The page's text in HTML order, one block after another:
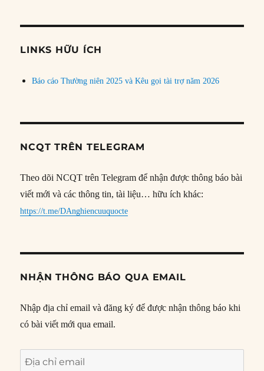
đề
LINKS HỮU ÍCH
Báo cáo Thường niên 2025 và Kêu gọi tài trợ năm 2026
NCQT TRÊN TELEGRAM
Theo dõi NCQT trên Telegram để nhận được thông báo bài
viết mới và các thông tin, tài liệu… hữu ích khác:
https://t.me/DAnghiencuuquocte
NHẬN THÔNG BÁO QUA EMAIL
Nhập địa chỉ email và đăng ký để được nhận thông báo khi
có bài viết mới qua email.
Địa